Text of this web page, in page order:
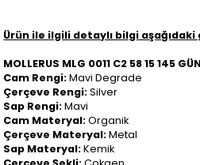
Ürün ile ilgili detaylı bilgi aşağıdaki
MOLLERUS MLG 0011 C2 58 15 145
Cam Rengi:Mavi Degrade
Çerçeve Rengi:Silver
Sap Rengi:Mavi
Cam Materyal:Organik
Çerçeve Materyal:Metal
Sap Materyal:Kemik